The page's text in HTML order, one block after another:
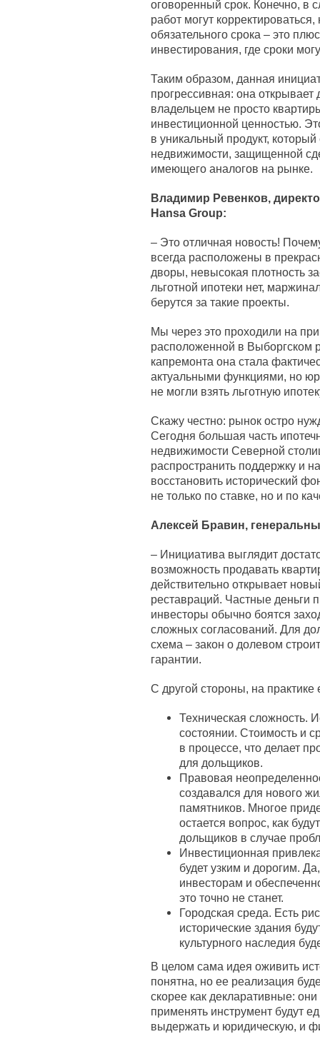
оговоренный срок. Конечно, в
работ могут
обязательного срока – это
инвестирования, где сроки
Таким образом, данная
прогрессивная: она открывает
владельцем не просто
инвестиционной ценностью.
в уникальный продукт,
недвижимости, защищенной
имеющего аналогов на рынке.
Владимир Ревенков,
Hansa Group:
– Это отличная новость!
всегда расположены в
дворы, невысокая плотность
льготной ипотеки нет,
берутся за такие проекты.
Мы через это проходили на
расположенной в Выборгском
капремонта она стала
актуальными функциями, но
не могли взять льготную
Скажу честно: рынок остро
Сегодня большая часть
недвижимости Северной
распространить поддержку и
восстановить исторический
не только по ставке, но и по
Алексей Бравин,
– Инициатива выглядит
возможность продавать
действительно открывает
реставраций. Частные деньги
инвесторы обычно боятся
сложных согласований. Для
схема – закон о долевом
гарантии.
С другой стороны, на практике
Техническая сложность.
состоянии. Стоимость и
в процессе, что делает
для дольщиков.
Правовая
создавался для нового
памятников. Многое
остается вопрос, как
дольщиков в случае
Инвестиционная
будет узким и дорогим.
инвесторам и
это точно не станет.
Городская среда. Есть
исторические здания
культурного наследия
В целом сама идея оживить
понятна, но ее реализация
скорее как декларативные:
применять инструмент будут
выдержать и юридическую, и